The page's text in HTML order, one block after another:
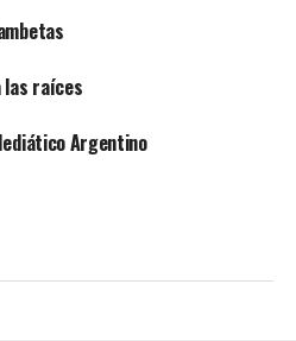
las raíces
Argentino